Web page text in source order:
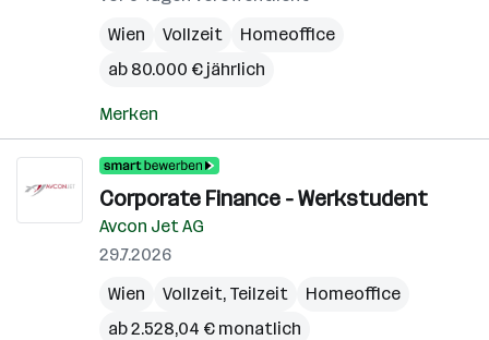
Wien
Vollzeit
Homeoffice
ab 80.000 € jährlich
Merken
Corporate Finance - Werkstudent
Avcon Jet AG
29.7.2026
Wien
Vollzeit, Teilzeit
Homeoffice
ab 2.528,04 € monatlich